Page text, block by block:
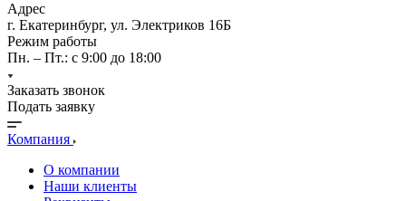
Адрес
г. Екатеринбург, ул. Электриков 16Б
Режим работы
Пн. – Пт.: с 9:00 до 18:00
Заказать звонок
Подать заявку
Компания
О компании
Наши клиенты